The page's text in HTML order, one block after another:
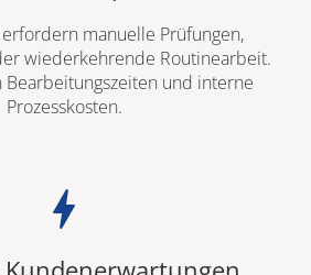
manuelle Prüfungen,
wiederkehrende Routinearbeit.
Bearbeitungszeiten und interne
Prozesskosten.
bolt